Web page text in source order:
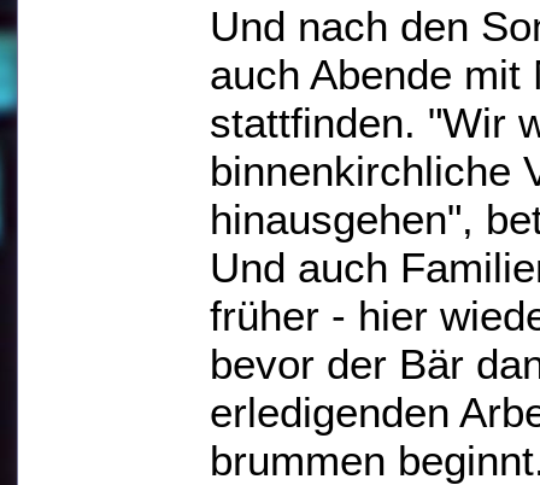
Und nach den
auch Abende mit
stattfinden. "Wir
binnenkirchliche
hinausgehen",
Und auch
früher - hier
bevor der Bär
erledigenden
brummen